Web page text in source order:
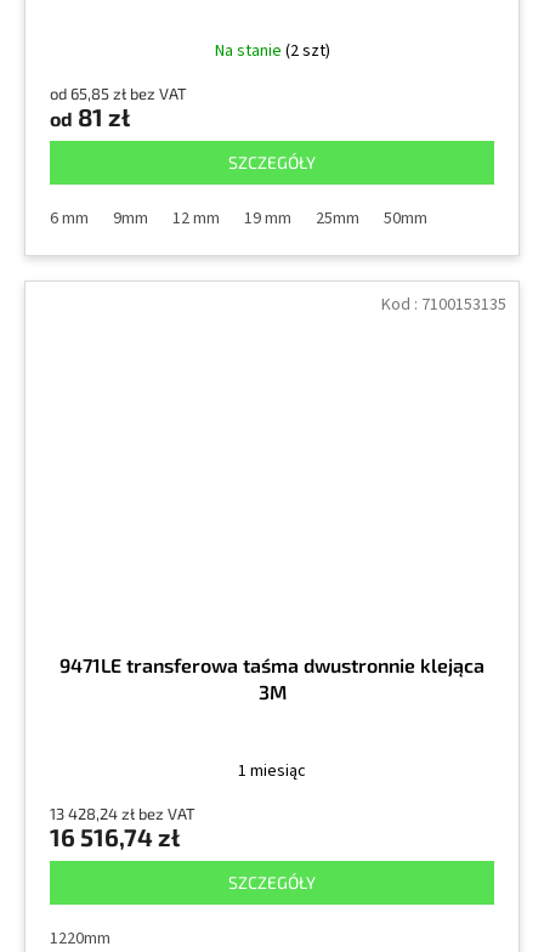
Na stanie (2 szt)
od 65,85 zł bez VAT
od 81 zł
SZCZEGÓŁY
6 mm 9mm 12 mm 19 mm 25mm 50mm
9471LE transferowa taśma dwustronnie klejąca
3M
1 miesiąc
13 428,24 zł bez VAT
16 516,74 zł
SZCZEGÓŁY
1220mm
Kod : 7100153135